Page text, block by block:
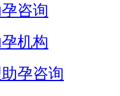
咨询
机构
孕咨询